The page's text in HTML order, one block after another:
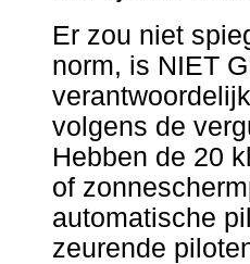
Er zou niet
norm, is NIET
volgens de
Hebben de 20
of
automatische
zeurende